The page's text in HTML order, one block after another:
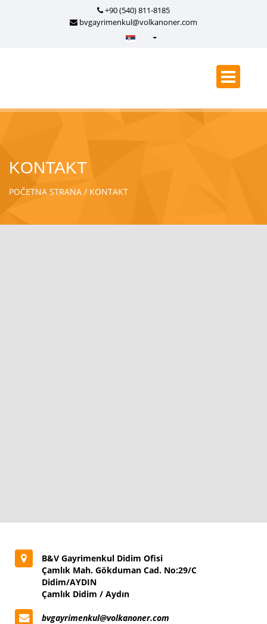
+90 (540) 811-8185
bvgayrimenkul@volkanoner.com
KONTAKT
POČETNA STRANA KONTAKT
B&V Gayrimenkul Didim Ofisi
Çamlık Mah. Gökduman Cad. No:29/C
Didim/AYDIN
Çamlık Didim / Aydın
bvgayrimenkul@volkanoner.com